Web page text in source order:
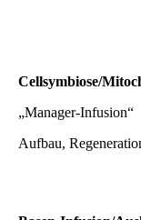
Cellsymbiose/
„Manager-Infusion“
Aufbau,